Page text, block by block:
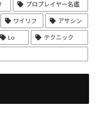
プロプレイヤー名鑑
ワイリフ アサシン
Lo テクニック